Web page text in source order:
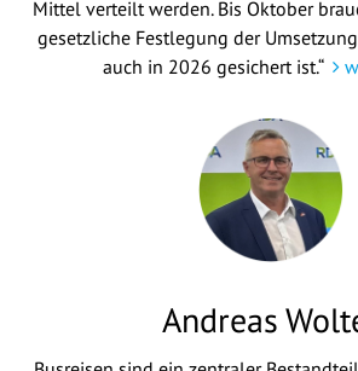
Mittel verteilt werden. Bis Oktober
gesetzliche Festlegung der
auch in 2026 gesichert ist.“
Andreas